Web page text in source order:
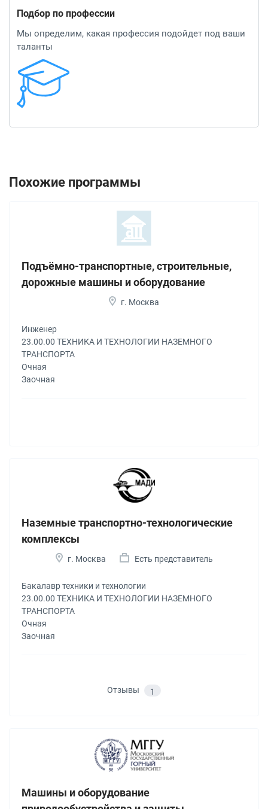
Подбор по профессии
Мы определим, какая профессия подойдет под ваши
таланты
Похожие программы
Подъёмно-транспортные, строительные,
дорожные машины и оборудование
г. Москва
Инженер
23.00.00 ТЕХНИКА И ТЕХНОЛОГИИ НАЗЕМНОГО
ТРАНСПОРТА
Очная
Заочная
Наземные транспортно-технологические
комплексы
г. Москва Есть представитель
Бакалавр техники и технологии
23.00.00 ТЕХНИКА И ТЕХНОЛОГИИ НАЗЕМНОГО
ТРАНСПОРТА
Очная
Заочная
Отзывы 1
Машины и оборудование